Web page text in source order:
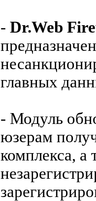
- Dr.Web
главных
- Модуль
юзерам
комплекса, а